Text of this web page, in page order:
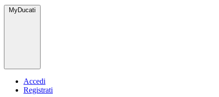
MyDucati
Accedi
Registrati